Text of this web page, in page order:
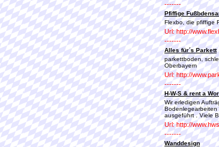
-------
Pfiffige
Flexbo, die pfiffige
Url: http://
-------
Alles für´s Parkett
parkettboden,
Oberbayern
Url: http://
-------
H-W-S & rent a
Wir erledigen
Bodenlegearbeiten
ausgeführt . Viele
Url: http://
-------
Wanddesign